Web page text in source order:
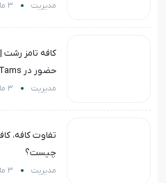
مدیریت 3 ماه پیش
کافه تامز رشت
حضور در Cafe Tams
مدیریت 3 ماه پیش
تفاوت کافه،
چیست؟
مدیریت 3 ماه پیش